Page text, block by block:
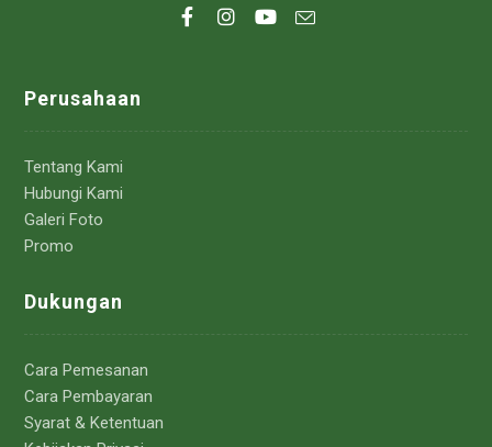
Perusahaan
Tentang Kami
Hubungi Kami
Galeri Foto
Promo
Dukungan
Cara Pemesanan
Cara Pembayaran
Syarat & Ketentuan